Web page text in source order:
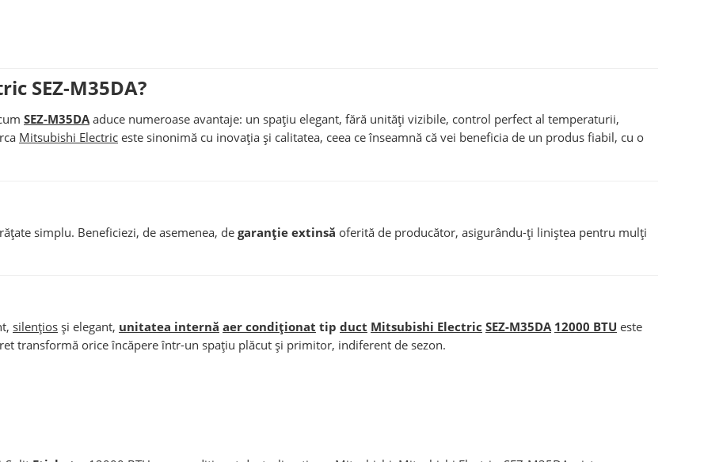
SEZ-M35DA?
SEZ-M35DAaduce numeroase avantaje: un spațiu elegant, fără unități vizibile, control perfect al temperaturii,
Mitsubishi Electric este sinonimă cu inovația și calitatea, ceea ce înseamnă că vei beneficia de un produs fiabil, cu o
simplu. Beneficiezi, de asemenea, de garanție extinsă oferită de producător, asigurându-ți liniștea pentru mulți
silențios și elegant, unitatea internă aer condiționat tip duct Mitsubishi Electric SEZ-M35DA 12000 BTU este
transformă orice încăpere într-un spațiu plăcut și primitor, indiferent de sezon.